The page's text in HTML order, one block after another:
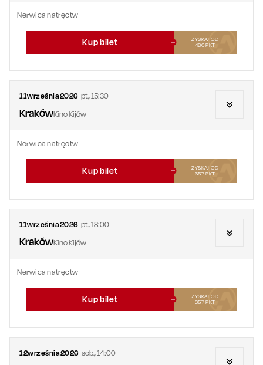
Nerwica natręctw
Kup bilet
ZYSKAJ OD
480PKT
11września2026 pt.,15:30
KrakówKino Kijów
Nerwica natręctw
Kup bilet
ZYSKAJ OD
357PKT
11września2026 pt.,18:00
KrakówKino Kijów
Nerwica natręctw
Kup bilet
ZYSKAJ OD
357PKT
12września2026 sob.,14:00